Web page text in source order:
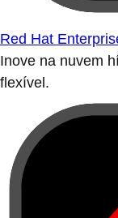
Red Hat
Inove na nuvem
flexível.